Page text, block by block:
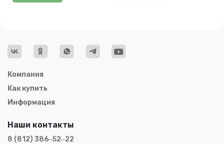
Компания
Как купить
Информация
Наши контакты
8 (812) 386‒52‒22